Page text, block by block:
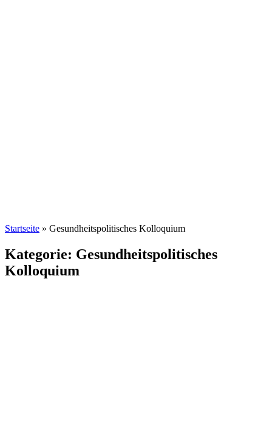
Startseite » Gesundheitspolitisches Kolloquium
Kategorie: Gesundheitspolitisches
Kolloquium